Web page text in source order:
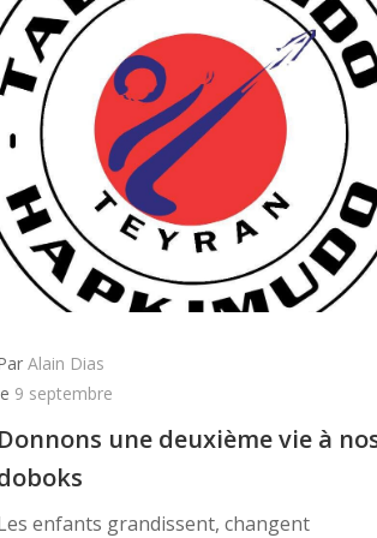
Alain Dias
9 septembre
Donnons une deuxième vie à
enfants grandissent, changent